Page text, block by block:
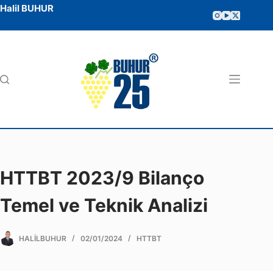
Halil BUHUR
HTTBT 2023/9 Bilanço
Temel ve Teknik Analizi
HALILBUHUR 02/01/2024 HTTBT